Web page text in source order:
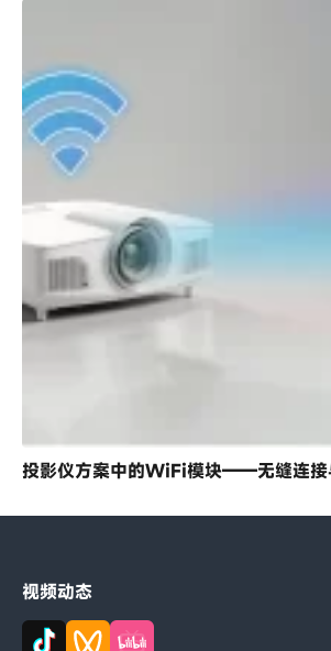
投影仪方案中的WiFi模块——无缝连接
视频动态